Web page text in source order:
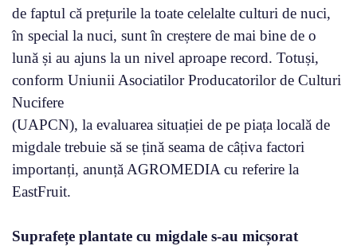
de faptul că prețurile la toate celelalte culturi de nuci,
în special la nuci, sunt în creștere de mai bine de o
lună și au ajuns la un nivel aproape record. Totuși,
conform Uniunii Asociatilor Producatorilor de Culturi
Nucifere
(UAPCN), la evaluarea situației de pe piața locală de
migdale trebuie să se țină seama de câțiva factori
importanți, anunță AGROMEDIA cu referire la
EastFruit.
Suprafețe plantate cu migdale s-au micșorat